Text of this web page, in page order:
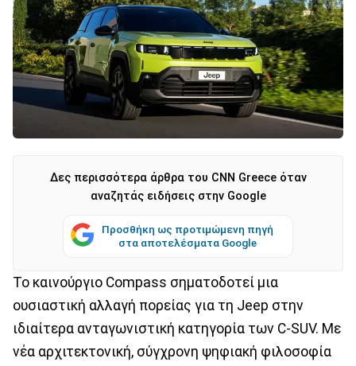
Δες περισσότερα άρθρα του CNN Greece όταν
αναζητάς ειδήσεις στην Google
Προσθήκη ως προτιμώμενη πηγή
στα αποτελέσματα Google
To καινούργιο Compass σηματοδοτεί μια
ουσιαστική αλλαγή πορείας για τη Jeep στην
ιδιαίτερα ανταγωνιστική κατηγορία των C-SUV. Με
νέα αρχιτεκτονική, σύγχρονη ψηφιακή φιλοσοφία